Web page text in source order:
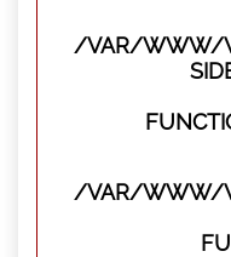
/VAR/WWW/
/VAR/WWW/